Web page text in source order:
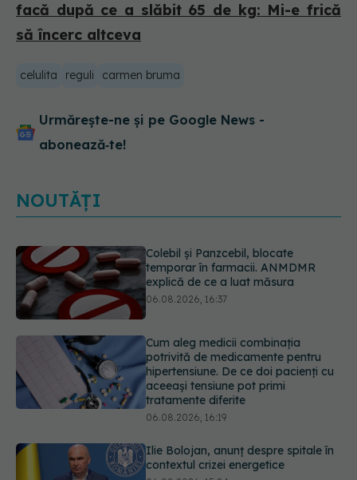
facă după ce a slăbit 65 de kg: Mi-e frică
să încerc altceva
celulita reguli carmen bruma
Urmărește-ne și pe Google News -
abonează‑te!
NOUTĂȚI
Cum aleg medicii combinația
potrivită de medicamente pentru
hipertensiune. De ce doi pacienți cu
aceeași tensiune pot primi
Ilie Bolojan, anunț despre spitale în
contextul crizei energetice
06.08.2026, 15:24
EXCLUSIV Cum schimbă
Inteligența Artificială relația dintre